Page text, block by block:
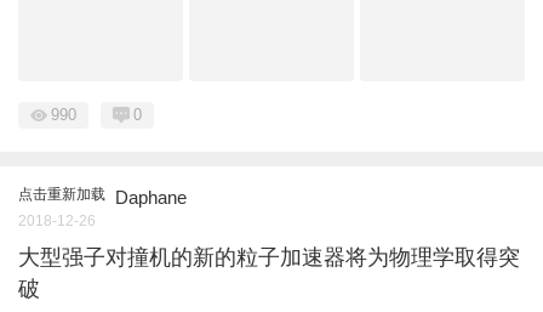
990 0
点击重新加载 Daphane
2018-12-26
大型强子对撞机的新的粒子加速器将为物理学取得突
破